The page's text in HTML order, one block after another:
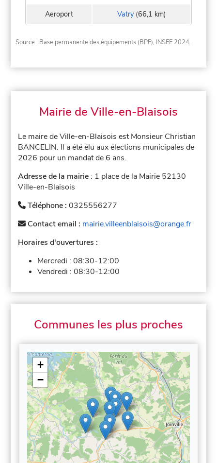
Aeroport Vatry(66,1 km)
Source : Base permanente des équipements (BPE), INSEE 2024.
Mairie de Ville-en-Blaisois
Le maire de Ville-en-Blaisois est Monsieur Christian
BANCELIN. Il a été élu aux élections municipales de
2026 pour un mandat de 6 ans.
Adresse de la mairie : 1 place de la Mairie 52130
Ville-en-Blaisois
Téléphone :0325556277
Contact email : mairie.villeenblaisois@orange.fr
Horaires d'ouvertures :
Mercredi :08:30-12:00
Vendredi :08:30-12:00
Communes les plus proches
+
−